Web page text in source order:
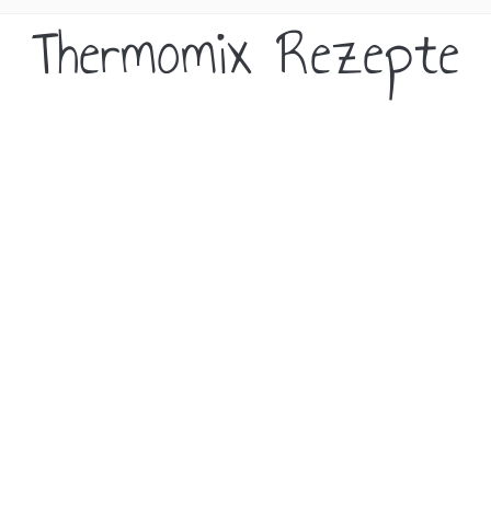
Thermomix Rezepte